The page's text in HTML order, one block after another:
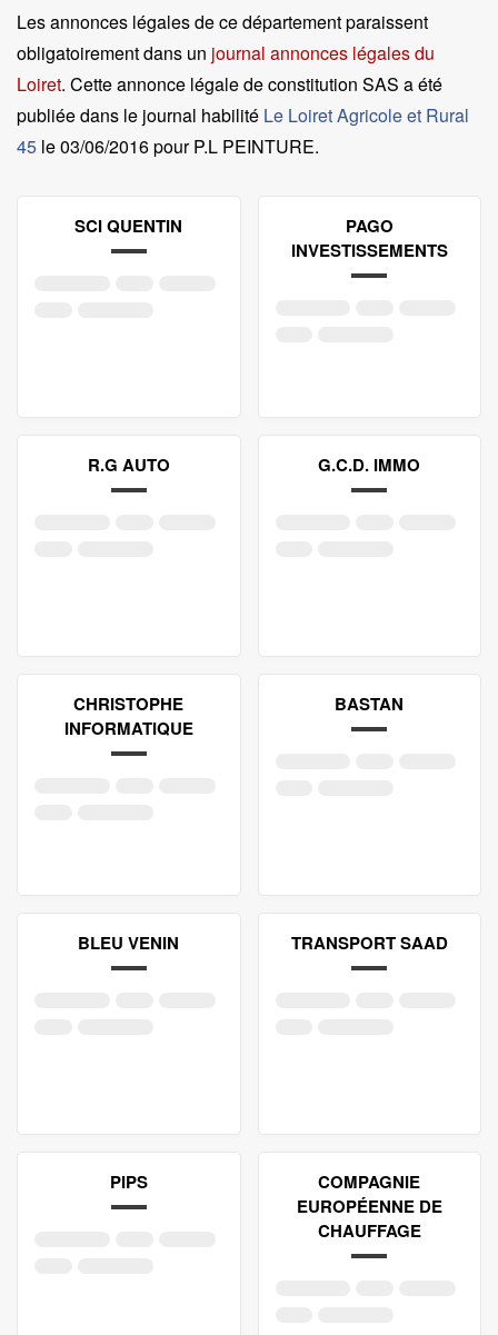
Les annonces légales de ce département paraissent
obligatoirement dans un journal annonces légales du
Loiret. Cette annonce légale de constitution SAS a été
publiée dans le journal habilité Le Loiret Agricole et Rural
45 le03/06/2016 pour P.L PEINTURE.
SCI QUENTIN
PAGO
INVESTISSEMENTS
R.G AUTO G.C.D. IMMO
CHRISTOPHE
INFORMATIQUE
BASTAN
BLEU VENIN TRANSPORT SAAD
PIPS
COMPAGNIE
EUROPÉENNE DE
CHAUFFAGE